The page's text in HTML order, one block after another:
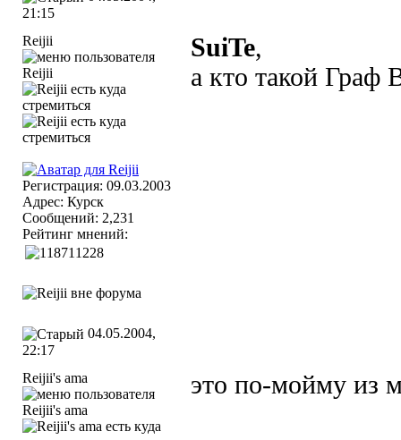
21:15
Reijii
Регистрация: 09.03.2003
Адрес: Курск
Сообщений: 2,231
Рейтинг мнений:
SuiTe,
а кто такой Граф
04.05.2004,
22:17
Reijii's ama
это по-мойму из